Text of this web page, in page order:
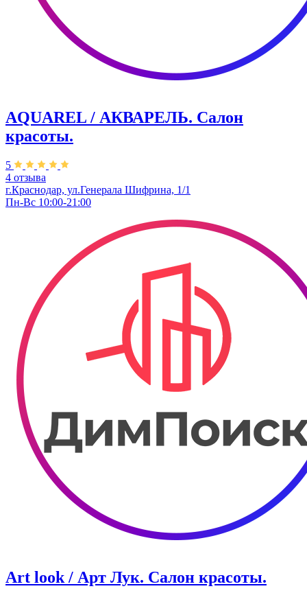
AQUAREL / АКВАРЕЛЬ. Салон
красоты.
5
4 отзыва
г.Краснодар, ул.Генерала Шифрина, 1/1
Пн-Вс 10:00-21:00
Art look / Арт Лук. Салон красоты.